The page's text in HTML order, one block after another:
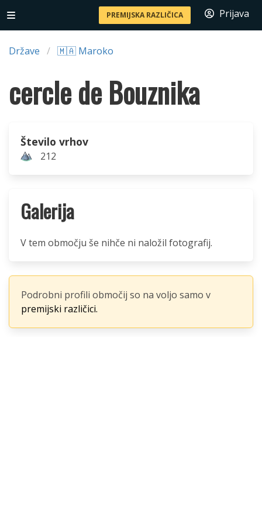
PREMIJSKA RAZLIČICA Prijava
Države 🇲🇦 Maroko
cercle de Bouznika
Število vrhov
212
Galerija
V tem območju še nihče ni naložil fotografij.
Podrobni profili območij so na voljo samo v
premijski različici.